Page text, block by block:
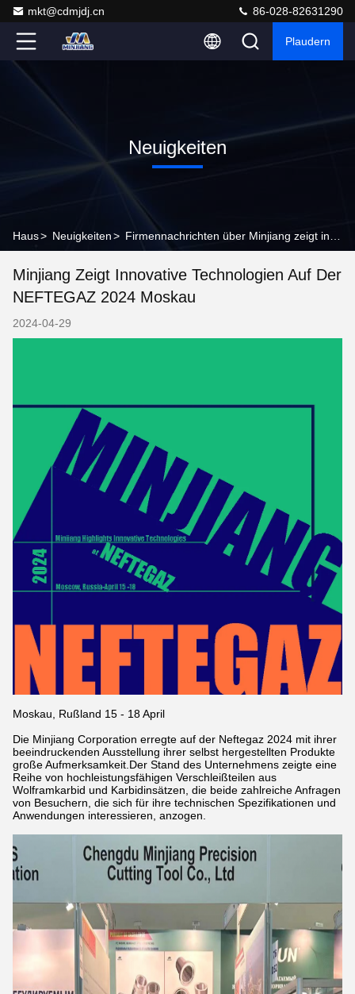
mkt@cdmjdj.cn 86-028-82631290
Plaudern
Neuigkeiten
Haus> Neuigkeiten>
Minjiang Zeigt Innovative Technologien Auf Der
NEFTEGAZ 2024 Moskau
2024-04-29
Moskau, Rußland 15 - 18 April
Die Minjiang Corporation erregte auf der Neftegaz 2024 mit ihrer
beeindruckenden Ausstellung ihrer selbst hergestellten Produkte
große Aufmerksamkeit.Der Stand des Unternehmens zeigte eine
Reihe von hochleistungsfähigen Verschleißteilen aus
Wolframkarbid und Karbidinsätzen, die beide zahlreiche Anfragen
von Besuchern, die sich für ihre technischen Spezifikationen und
Anwendungen interessieren, anzogen.